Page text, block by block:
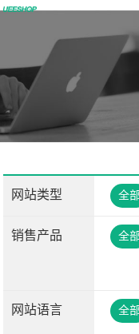
网站类型 全
销售产品 全
网站语言 全